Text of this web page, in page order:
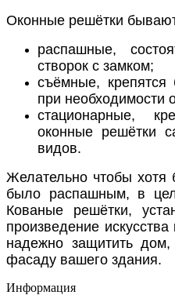
Оконные решётки
распашные,
створок с замком;
съёмные,
при необходимости
стационарные,
оконные решётки
видов.
Желательно чтобы
было распашным, в
Кованые решётки,
произведение
надежно защитить
фасаду вашего здания.
Информация